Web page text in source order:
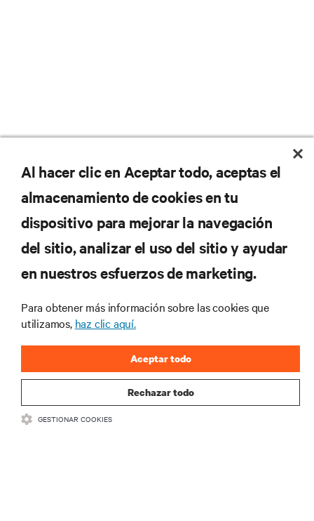
No se pierda nunca una
oferta
Regístrese en nuestra lista de correos
para recibir las últimas novedades de
industria de Vertiv.
REGISTRARSE
Al hacer clic en Aceptar todo, aceptas el
almacenamiento de cookies en tu
dispositivo para mejorar la navegación
del sitio, analizar el uso del sitio y ayudar
en nuestros esfuerzos de marketing.
Para obtener más información sobre las cookies que
utilizamos, haz clic aquí.
Rechazar todo
Aceptar todo
GESTIONAR COOKIES